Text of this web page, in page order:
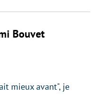
Bouvet
mieux avant", je